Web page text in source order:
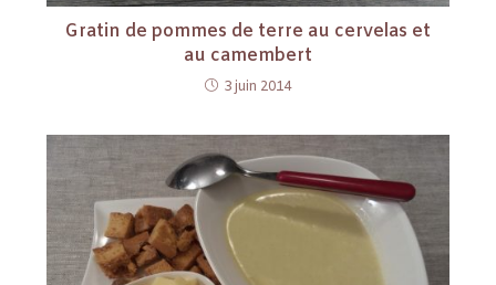
Gratin de pommes de terre au cervelas et
au camembert
3 juin 2014